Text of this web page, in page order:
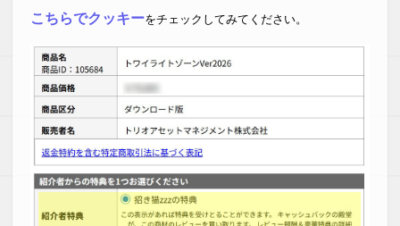
こちらでクッキーをチェックしてみてください。